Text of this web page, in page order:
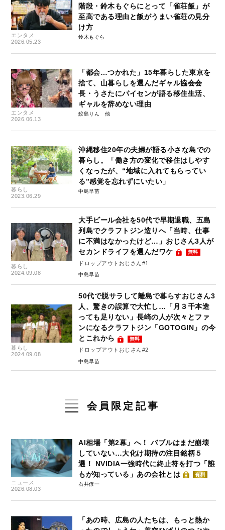
エンタメ
2026.05.23
階段・鈴木もぐらにとって「雀荘飯」が
至高である理由と飯がうまい雀荘の見分
け方
鈴木もぐら
エンタメ
2026.06.13
「都会…つかれた」15年暮らした東京を
捨て、山暮らしを選んだギャル協会会
長・うさたにパイセンが語る移住生活、
ギャルを辞めない理由
鮫島りん
暮らし
2023.06.29
沖縄移住20年の夫婦が語る小さな島での
暮らし。「働き方の変化で移住はしやす
くなったが、“地域に入れてもらってい
る”感覚を忘れずにいたい」
中島早苗
暮らし
2024.09.08
大手ビール会社を50代で早期退職、五島
列島でクラフトジン造りへ「当時、仕事
に不満はなかったけど…」おじさん3人が
セカンドライフを選んだワケ
無料
ドロップアウトおじさん#1
中島早苗
暮らし
2024.09.08
50代で脱サラして離島で暮らすおじさん3
人、驚きの誤算で大忙し…「月３千本造
っても足りない」長崎の人が次々とファ
ンになるクラフトジン「GOTOGIN」の今
とこれから
無料
ドロップアウトおじさん#2
中島早苗
会員限定記事
ニュース
2026.08.03
AI相場「第2幕」へ！ バブルはまだ崩壊
していない…大化け期待の注目銘柄５
選！ NVIDIA一強時代に終止符を打つ「誰
もが知っている」あの会社とは
有料
石井僚一
「あの時、広島の人たちは、もっと熱か